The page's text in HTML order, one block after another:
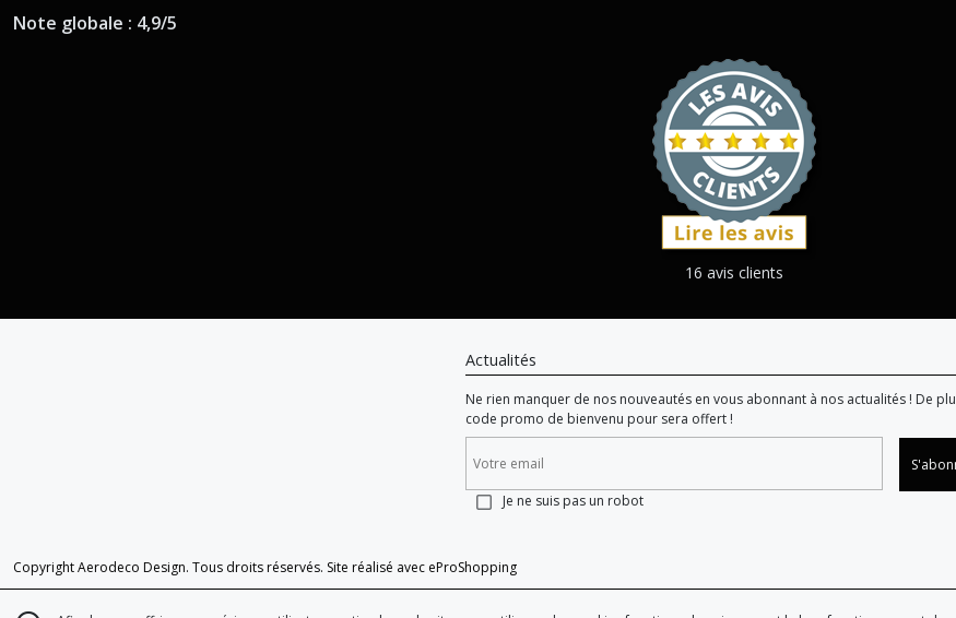
Note globale : 4,9/5
16 avis clients
Actualités
Ne rien manquer de nos nouveautés en vous abonnant à nos actualités ! De
code promo de bienvenu pour sera offert !
Je ne suis pas un robot
Copyright Aerodeco Design. Tous droits réservés. Site réalisé avec eProShopping